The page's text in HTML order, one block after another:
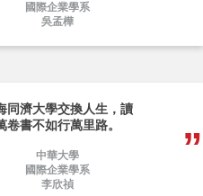
國際企業學系
吳孟樺
同濟大學交換人生，讀
卷書不如行萬里路。
中華大學
國際企業學系
李欣禎